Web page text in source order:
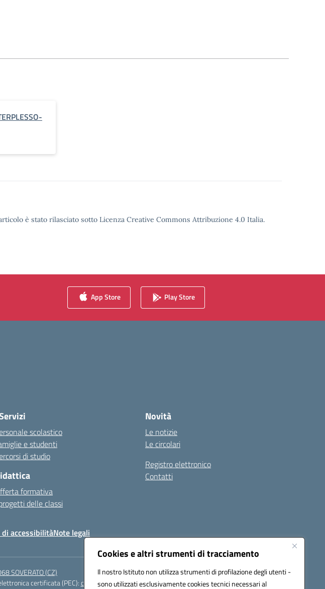
Cookies e altri strumenti di tracciamento
Il nostro Istituto non utilizza strumenti di profilazione degli utenti -
sono utilizzati esclusivamente cookies tecnici necessari al
è stato rilasciato sotto Licenza Creative Commons Attribuzione 4.0 Italia.
App Store Play Store
scolastico
e studenti
di studio
formativa
delle classi
Novità
Le notizie
Le circolari
Registro elettronico
Contatti
di accessibilitàNote legali
SOVERATO (CZ)
certificata (PEC):czic869004@pec.istruzione.it